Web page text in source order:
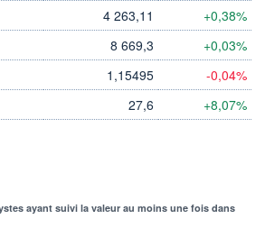
4 263,11 +0,38%
8 669,3 +0,03%
1,15495 -0,04%
27,6 +8,07%
ayant suivi la valeur au moins une fois dans